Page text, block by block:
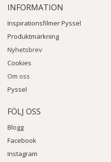
INFORMATION
Inspirationsfilmer Pyssel
Produktmärkning
Nyhetsbrev
Cookies
Om oss
Pyssel
FÖLJ OSS
Blogg
Facebook
Instagram